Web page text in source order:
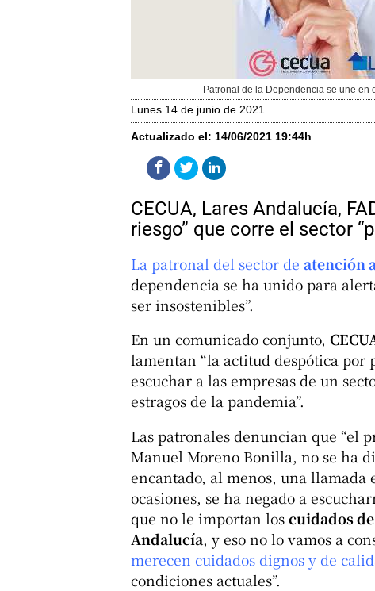
Patronal de la Dependencia se une
lunes 14 de junio de 2021
Actualizado el: 14/06/2021 19:44h
CECUA, Lares Andalucía,
riesgo” que corre el sector
La patronal del sector de atención
dependencia se ha unido para
ser insostenibles”.
En un comunicado conjunto,
lamentan “la actitud despótica por
escuchar a las empresas de un
estragos de la pandemia”.
Las patronales denuncian que “el
Manuel Moreno Bonilla, no se ha
encantado, al menos, una llamada
ocasiones, se ha negado a
que no le importan los cuidados
Andalucía, y eso no lo vamos a
merecen cuidados dignos y de
condiciones actuales”.